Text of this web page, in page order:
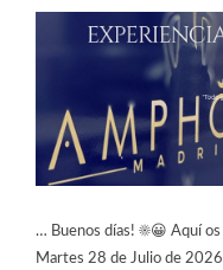
… Buenos días! ☀️😀 Aquí
Martes 28 de Julio de